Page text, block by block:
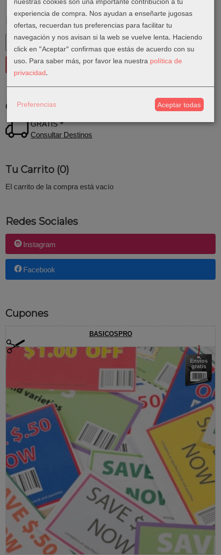
Marcas
Costes de Envío
GRATIS *
Consultar Destinos
Tu Carrito (0)
El carrito de la compra está vacío
Redes Sociales
Instagram
Facebook
Cupones
BASICOSPRO
Envíos
gratis
experiencia de compra. Nos ayudan a enseñarte jugosas
ofertas, recuerdan tus preferencias para facilitar tu
navegación y nos avisan si la web se vuelve lenta. Haciendo
click en "Aceptar" confirmas que estás de acuerdo con su
uso. Para saber más, por favor lea nuestra política de
privacidad.
Preferencias Aceptar todas